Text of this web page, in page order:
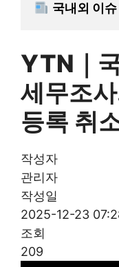
국내외 이슈
YTN｜
세무조
등록 취
작성자
관리자
작성일
2025-12-23
조회
209